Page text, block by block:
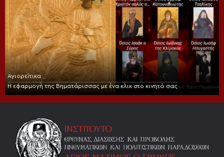
Αγιορείτικα
Η εφαρμογή της Βηματάρισσας με ένα κλικ στο κινητό σας